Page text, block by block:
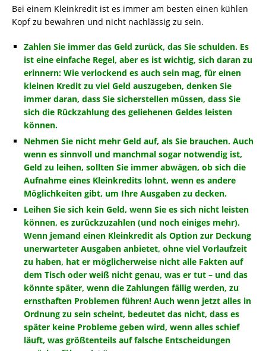
Bei einem Kleinkredit ist es immer am besten einen kühlen
Kopf zu bewahren und nicht nachlässig zu sein.
Zahlen Sie immer das Geld zurück, das Sie schulden. Es
ist eine einfache Regel, aber es ist wichtig, sich daran zu
erinnern: Wie verlockend es auch sein mag, für einen
kleinen Kredit zu viel Geld auszugeben, denken Sie
immer daran, dass Sie sicherstellen müssen, dass Sie
sich die Rückzahlung des geliehenen Geldes leisten
können.
Nehmen Sie nicht mehr Geld auf, als Sie brauchen. Auch
wenn es sinnvoll und manchmal sogar notwendig ist,
Geld zu leihen, sollten Sie immer abwägen, ob sich die
Aufnahme eines Kleinkredits lohnt, wenn es andere
Möglichkeiten gibt, um Ihre Ausgaben zu decken.
Leihen Sie sich kein Geld, wenn Sie es sich nicht leisten
können, es zurückzuzahlen (und noch einiges mehr).
Wenn jemand einen Kleinkredit als Option zur Deckung
unerwarteter Ausgaben anbietet, ohne viel Vorlaufzeit
zu haben, hat er möglicherweise nicht alle Fakten auf
dem Tisch oder weiß nicht genau, was er tut – und das
könnte später, wenn die Zahlungen fällig werden, zu
ernsthaften Problemen führen! Auch wenn jetzt alles in
Ordnung zu sein scheint, bedeutet das nicht, dass es
später keine Probleme geben wird, wenn alles schief
läuft, was größtenteils auf falsche Entscheidungen